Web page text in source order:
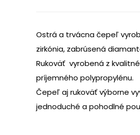
Ostrá a trvácna čepeľ
zirkónia, zabrúsená
Rukoväť vyrobená z
príjemného polypropylénu.
Čepeľ aj rukoväť výborne
jednoduché a pohodlné